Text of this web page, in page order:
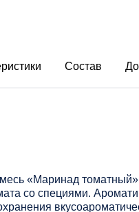
Состав
«Маринад томатный»
со специями.